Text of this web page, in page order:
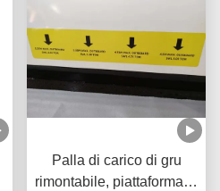
Palla di carico di gru
rimontabile, piattaforma di